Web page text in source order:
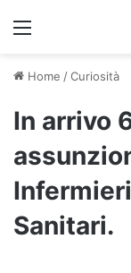
Menu
Home /Curiosità
In arrivo
Sanitari.